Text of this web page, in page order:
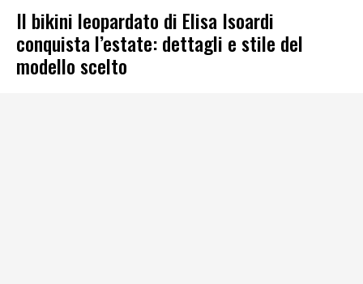
Il bikini leopardato di Elisa Isoardi
conquista l’estate: dettagli e stile del
modello scelto